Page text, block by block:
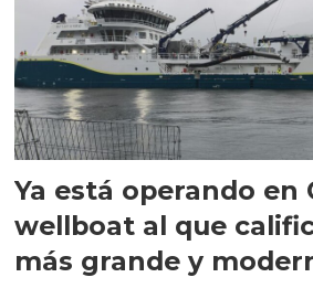
Ya está operando en
wellboat al que
más grande y